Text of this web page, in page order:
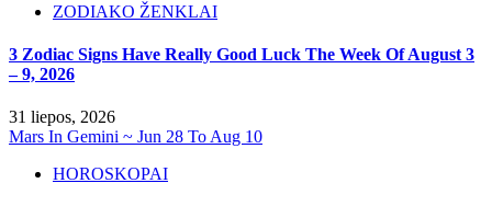
ZODIAKO ŽENKLAI
3 Zodiac Signs Have Really Good Luck The Week Of August 3
– 9, 2026
31 liepos, 2026
Mars In Gemini ~ Jun 28 To Aug 10
HOROSKOPAI